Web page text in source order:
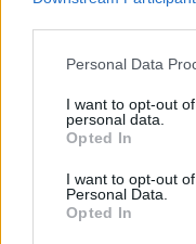
Please note that this
not limited to your visit
grant or deny consent
use your data for
consent section.
Personal Data
I want to opt-out
personal data.
Opted In
I want to opt-out
Personal Data.
Opted In
Sigue leyendo